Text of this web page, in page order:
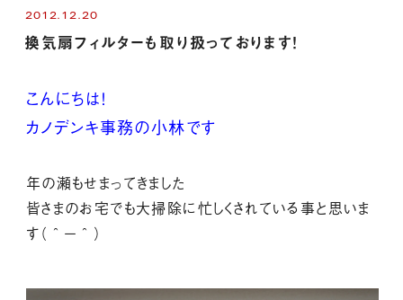
2012.12.20
換気扇フィルターも取り扱っております！
こんにちは！
カノデンキ事務の小林です
年の瀬もせまってきました
皆さまのお宅でも大掃除に忙しくされている事と思いま
す（＾－＾）